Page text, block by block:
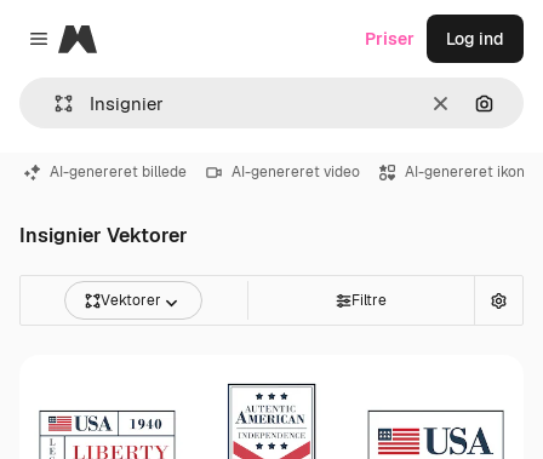
Close menu
Magnific
Klar Søg
Priser Log ind
AI-genereret billede AI-genereret video AI-genereret ikon
Insignier Vektorer
Vektorer Filtre